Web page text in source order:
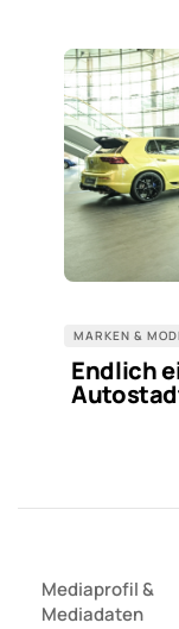
MARKEN &
Endlich
Mediaprofil&
Mediadaten